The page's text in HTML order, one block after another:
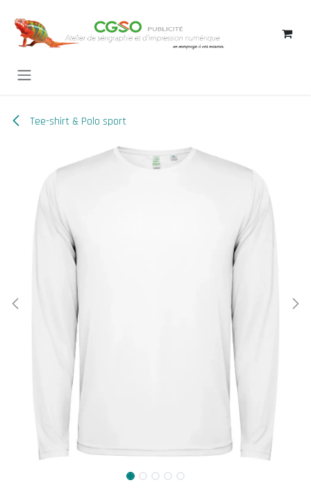
Tee-shirt & Polo sport